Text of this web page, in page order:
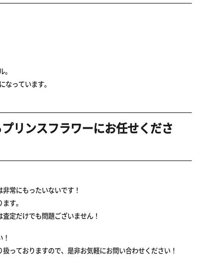
っています。
リンスフラワーにお任せくださ
常にもったいないです！
す。
定だけでも問題ございません！
っておりますので、是非お気軽にお問い合わせください！